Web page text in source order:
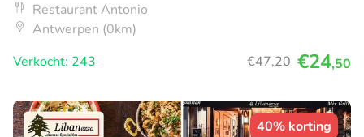
Restaurant Antonio
Antwerpen (0km)
Verkocht: 243
€47,20 €24,50
40% korting